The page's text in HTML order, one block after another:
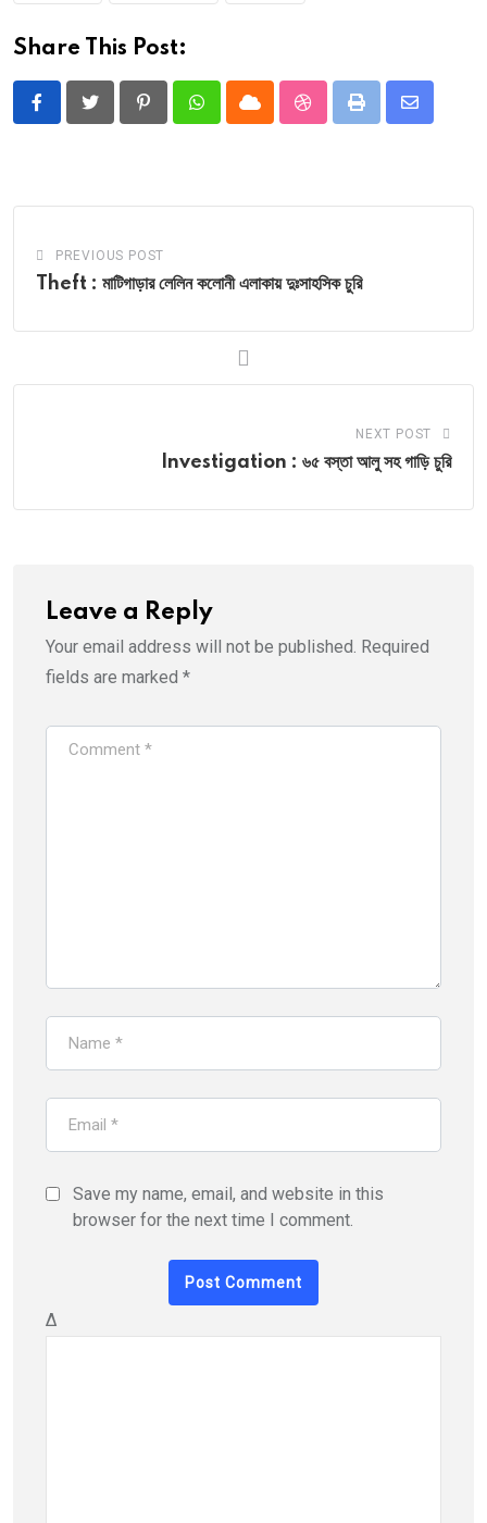
Share This Post:
PinterestWhatsappCloud StumbleUpon
Print
Share
PREVIOUS POST
Theft : মাটিগাড়ার লেলিন কলোনী এলাকায় দুঃসাহসিক চুরি
NEXT POST
Investigation : ৬৫ বস্তা আলু সহ গাড়ি চুরি
Leave a Reply
Your email address will not be published. Required
fields are marked *
Save my name, email, and website in this
browser for the next time I comment.
Δ